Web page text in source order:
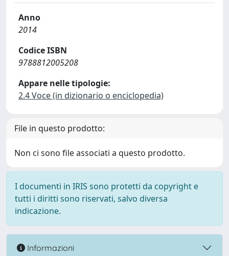
Anno
2014
Codice ISBN
9788812005208
Appare nelle tipologie:
2.4 Voce (in dizionario o enciclopedia)
File in questo prodotto:
Non ci sono file associati a questo prodotto.
I documenti in IRIS sono protetti da copyright e
tutti i diritti sono riservati, salvo diversa
indicazione.
Informazioni